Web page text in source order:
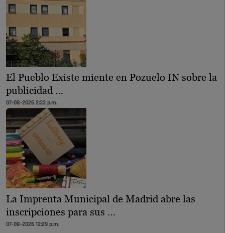
El Pueblo Existe miente en Pozuelo IN sobre la
publicidad …
07-08-2026 2:33 p.m.
La Imprenta Municipal de Madrid abre las
inscripciones para sus …
07-08-2026 12:29 p.m.